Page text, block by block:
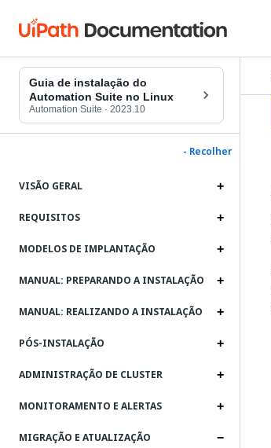
Guia de instalação do
Automation Suite no Linux
Automation Suite · 2023.10
- Recolher
VISÃO GERAL
REQUISITOS
MODELOS DE IMPLANTAÇÃO
MANUAL: PREPARANDO A INSTALAÇÃO
MANUAL: REALIZANDO A INSTALAÇÃO
PÓS-INSTALAÇÃO
ADMINISTRAÇÃO DE CLUSTER
MONITORAMENTO E ALERTAS
MIGRAÇÃO E ATUALIZAÇÃO